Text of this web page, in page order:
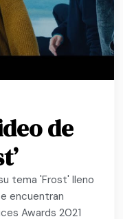
de
tema 'Frost' lleno
encuentran
Awards 2021